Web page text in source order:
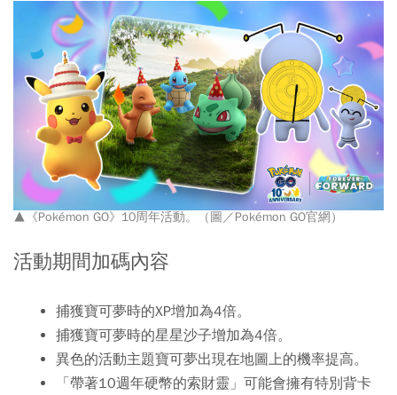
▲《Pokémon GO》10周年活動。（圖／Pokémon GO官網）
活動期間加碼內容
捕獲寶可夢時的XP增加為4倍。
捕獲寶可夢時的星星沙子增加為4倍。
異色的活動主題寶可夢出現在地圖上的機率提高。
「帶著10週年硬幣的索財靈」可能會擁有特別背卡